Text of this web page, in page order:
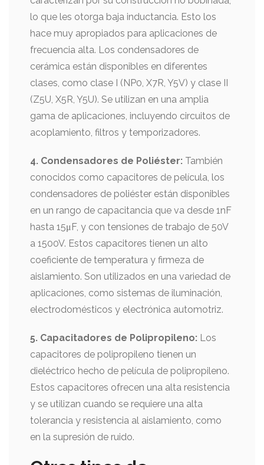
lo que les otorga baja inductancia. Esto los
hace muy apropiados para aplicaciones de
frecuencia alta. Los condensadores de
cerámica están disponibles en diferentes
clases, como clase I (NP0, X7R, Y5V) y clase II
(Z5U, X5R, Y5U). Se utilizan en una amplia
gama de aplicaciones, incluyendo circuitos de
acoplamiento, filtros y temporizadores.
4. Condensadores de Poliéster: También
conocidos como capacitores de película, los
condensadores de poliéster están disponibles
en un rango de capacitancia que va desde 1nF
hasta 15μF, y con tensiones de trabajo de 50V
a 1500V. Estos capacitores tienen un alto
coeficiente de temperatura y firmeza de
aislamiento. Son utilizados en una variedad de
aplicaciones, como sistemas de iluminación,
electrodomésticos y electrónica automotriz.
5. Capacitadores de Polipropileno: Los
capacitores de polipropileno tienen un
dieléctrico hecho de película de polipropileno.
Estos capacitores ofrecen una alta resistencia
y se utilizan cuando se requiere una alta
tolerancia y resistencia al aislamiento, como
en la supresión de ruido.